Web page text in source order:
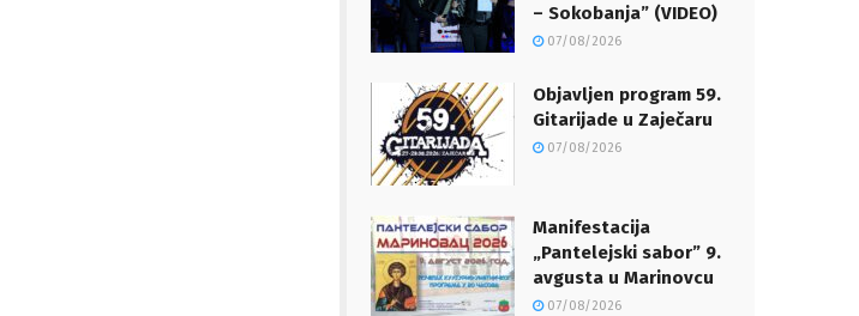
– Sokobanja” (VIDEO)
07/08/2026
Objavljen program 59.
Gitarijade u Zaječaru
07/08/2026
Manifestacija
„Pantelejski sabor” 9.
avgusta u Marinovcu
07/08/2026